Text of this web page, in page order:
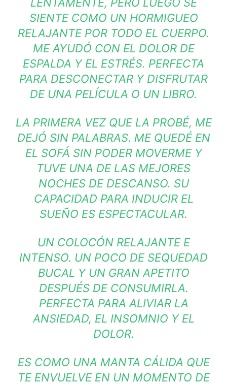
SIENTE COMO UN HORMIGUEO
RELAJANTE POR TODO EL CUERPO.
ME AYUDÓ CON EL DOLOR DE
ESPALDA Y EL ESTRÉS. PERFECTA
PARA DESCONECTAR Y DISFRUTAR
DE UNA PELÍCULA O UN LIBRO.
LA PRIMERA VEZ QUE LA PROBÉ, ME
DEJÓ SIN PALABRAS. ME QUEDÉ EN
EL SOFÁ SIN PODER MOVERME Y
TUVE UNA DE LAS MEJORES
NOCHES DE DESCANSO. SU
CAPACIDAD PARA INDUCIR EL
SUEÑO ES ESPECTACULAR.
UN COLOCÓN RELAJANTE E
INTENSO. UN POCO DE SEQUEDAD
BUCAL Y UN GRAN APETITO
DESPUÉS DE CONSUMIRLA.
PERFECTA PARA ALIVIAR LA
ANSIEDAD, EL INSOMNIO Y EL
DOLOR.
ES COMO UNA MANTA CÁLIDA QUE
TE ENVUELVE EN UN MOMENTO DE